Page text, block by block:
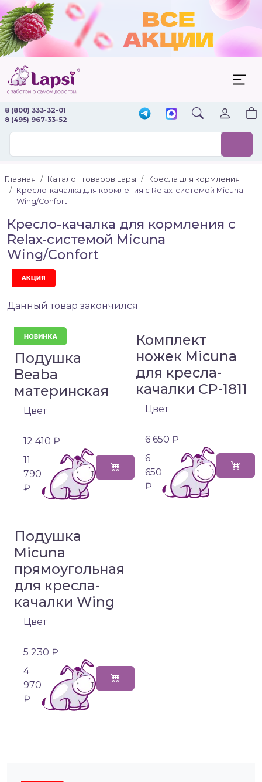
8 (800) 333-32-01
8 (495) 967-33-52
Главная Каталог товаров Lapsi
Кресла для кормления
Кресло-качалка для кормления с Relax-системой Micuna
Wing/Confort
Кресло-качалка для кормления с
Relax-системой Micuna
Wing/Confort
Данный товар закончился
Подушка
Beaba
материнская
Цвет
12 410 ₽
11
790
₽
Комплект
ножек Micuna
для кресла-
качалки CP-1811
Цвет
6 650 ₽
6
650
₽
Подушка
Micuna
прямоугольная
для кресла-
качалки Wing
Цвет
5 230 ₽
4
970
₽